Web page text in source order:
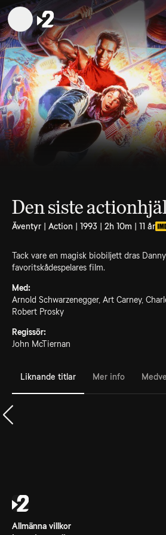
Den siste
Äventyr | Action | 1993 | 2h 10m | 11 år
Tack vare en magisk biobiljett dras
favoritskådespelares film.
Med:
Arnold Schwarzenegger, Art Carney,
Robert Prosky
Regissör:
John McTiernan
Liknande titlar Mer info
Allmänna villkor